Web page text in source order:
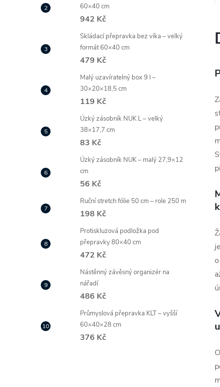
60×40 cm
942 Kč
Skládací přepravka bez víka – velký
formát 60×40 cm
479 Kč
Malý uzavíratelný box 9 l –
30×20×18,5 cm
119 Kč
Úzký zásobník NUK L – velký
38×17,7 cm
83 Kč
Úzký zásobník NUK – malý 27,9×12
cm
56 Kč
Ruční stretch fólie 50 cm – role 250 m
198 Kč
Protiskluzová podložka pod
přepravky 80×40 cm
472 Kč
Nástěnný závěsný organizér na
nářadí
486 Kč
Průmyslová přepravka KLT – vyšší
60×40×28 cm
376 Kč